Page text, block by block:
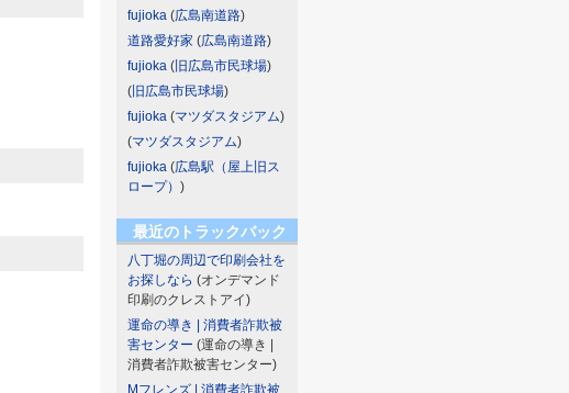
fujioka (広島南道路)
道路愛好家 (広島南道路)
fujioka ( 旧広島市民球場)
( 旧広島市民球場)
fujioka (マツダスタジアム)
(マツダスタジアム)
fujioka (広島駅（屋上旧ス
ロープ） )
最近のトラックバック
八丁堀の周辺で印刷会社を
お探しなら (オンデマンド
印刷のクレストアイ)
運命の導き | 消費者詐欺被
害センター (運命の導き |
消費者詐欺被害センター)